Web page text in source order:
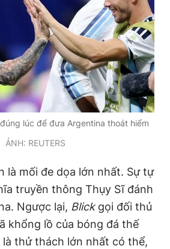
lúc để đưa Argentina thoát hiểm
ẢNH: REUTERS
là mối đe dọa lớn nhất. Sự tự
truyền thông Thụy Sĩ đánh
Ngược lại, Blickgọi đối thủ
khổng lồ của bóng đá thế
là thử thách lớn nhất có thể,